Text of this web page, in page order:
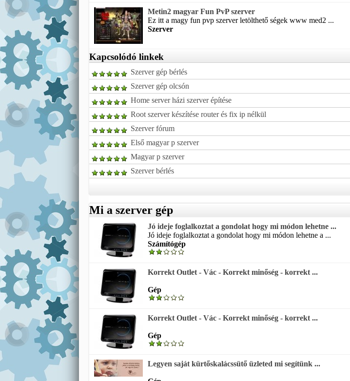
Metin2 magyar Fun PvP szerver
Ez itt a magy fun pvp szerver letölthető ségek www med2 ...
Szerver
Kapcsolódó linkek
Szerver gép bérlés
Szerver gép olcsón
Home server házi szerver építése
Root szerver készítése router és fix ip nélkül
Szerver fórum
Első magyar p szerver
Magyar p szerver
Szerver bérlés
Mi a szerver gép
Jó ideje foglalkoztat a gondolat hogy mi módon lehetne ...
Jó ideje foglalkoztat a gondolat hogy mi módon lehetne a ...
Számítógép
Korrekt Outlet - Vác - Korrekt minőség - korrekt ...
Gép
Korrekt Outlet - Vác - Korrekt minőség - korrekt ...
Gép
Legyen saját kürtőskalácssütő üzleted mi segítünk ...